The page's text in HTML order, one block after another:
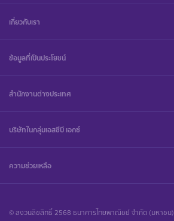
เกี่ยวกับเรา
ข้อมูลที่เป็นประโยชน์
สำนักงานต่างประเทศ
บริษัทในกลุ่มเอสซีบี เอกซ์
ความช่วยเหลือ
© สงวนลิขสิทธิ์ 2568 ธนาคารไทยพาณิชย์ จำกัด (มหาชน)